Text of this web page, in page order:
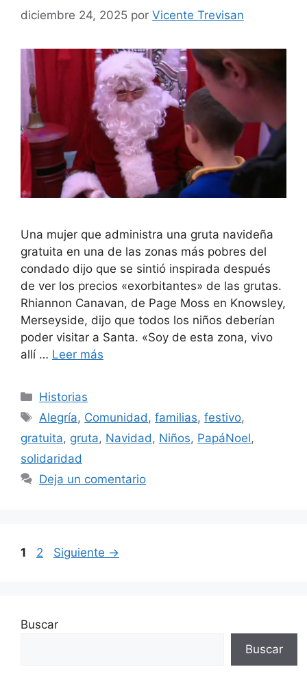
diciembre 24, 2025 por Vicente Trevisan
Una mujer que administra una gruta navideña
gratuita en una de las zonas más pobres del
condado dijo que se sintió inspirada después
de ver los precios «exorbitantes» de las grutas.
Rhiannon Canavan, de Page Moss en Knowsley,
Merseyside, dijo que todos los niños deberían
poder visitar a Santa. «Soy de esta zona, vivo
allí … Leer más
Categorías
Historias
Etiquetas
Alegría, Comunidad ,familias,festivo,
gratuita, gruta, Navidad , Niños, PapáNoel,
solidaridad
Deja un comentario
Página
1 Página
2 Siguiente →
Buscar
Buscar